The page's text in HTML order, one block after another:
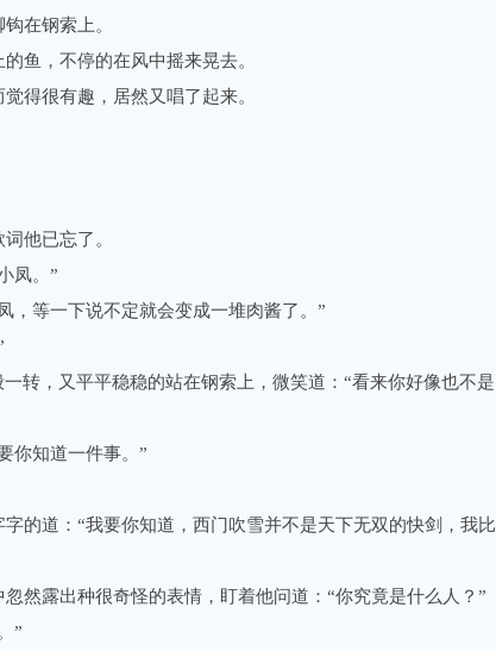
在钢索上。
，不停的在风中摇来晃去。
很有趣，居然又唱了起来。
他已忘了。
凤。”
等一下说不定就会变成一堆肉酱了。”
，又平平稳稳的站在钢索上，微笑道：“看来你好像也不是
知道一件事。”
道：“我要你知道，西门吹雪并不是天下无双的快剑，我比
露出种很奇怪的表情，盯着他问道：“你究竟是什么人？”
”